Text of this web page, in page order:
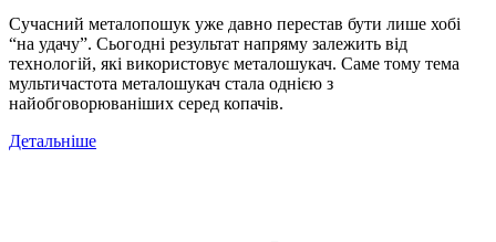
Сучасний металопошук уже давно перестав бути лише хобі
“на удачу”. Сьогодні результат напряму залежить від
технологій, які використовує металошукач. Саме тому тема
мультичастота металошукач стала однією з
найобговорюваніших серед копачів.
Детальніше